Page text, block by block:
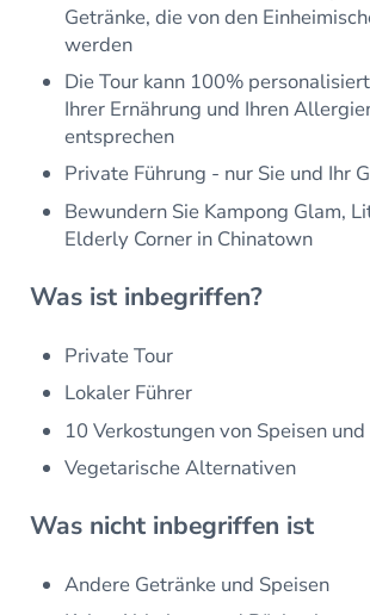
Getränke, die von den
werden
Die Tour kann 100%
Ihrer Ernährung und Ihren
entsprechen
Private Führung - nur Sie und Ihr
Bewundern Sie Kampong Glam,
Elderly Corner in Chinatown
Was ist inbegriffen?
Private Tour
Lokaler Führer
10 Verkostungen von Speisen
Vegetarische Alternativen
Was nicht inbegriffen ist
Andere Getränke und Speisen